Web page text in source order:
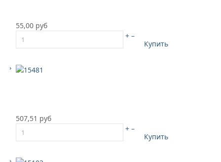
55,00 руб
+ –
Купить
507,51 руб
+ –
Купить